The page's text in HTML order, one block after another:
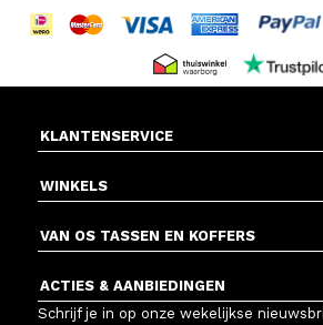
KLANTENSERVICE
WINKELS
VAN OS TASSEN EN KOFFERS
ACTIES & AANBIEDINGEN
Schrijf je in op onze wekelijkse